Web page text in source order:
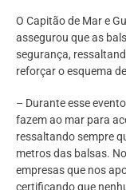
O Capitão de Mar e
assegurou que as
segurança,
reforçar o esquema
– Durante esse
fazem ao mar para
ressaltando sempre
metros das balsas.
empresas que nos
certificando que